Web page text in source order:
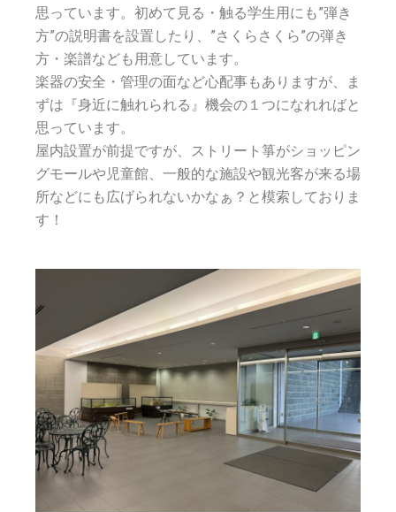
思っています。初めて見る・触る学生用にも”弾き
方”の説明書を設置したり、”さくらさくら”の弾き
方・楽譜なども用意しています。
楽器の安全・管理の面など心配事もありますが、ま
ずは『身近に触れられる』機会の１つになれればと
思っています。
屋内設置が前提ですが、ストリート箏がショッピン
グモールや児童館、一般的な施設や観光客が来る場
所などにも広げられないかなぁ？と模索しておりま
す！